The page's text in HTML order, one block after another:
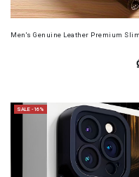
Men's Genuine Leather Premium
SALE -16%